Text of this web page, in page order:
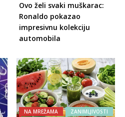
Ovo želi svaki muškarac:
Ronaldo pokazao
impresivnu kolekciju
automobila
NA MREŽAMA
ZANIMLJIVOSTI